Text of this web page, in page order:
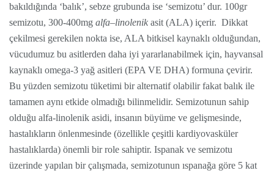
bakıldığında ‘balık’, sebze grubunda ise ‘semizotu’ dur. 100gr
semizotu, 300-400mg alfa–linolenik asit (ALA) içerir. Dikkat
çekilmesi gerekilen nokta ise, ALA bitkisel kaynaklı olduğundan,
vücudumuz bu asitlerden daha iyi yararlanabilmek için, hayvansal
kaynaklı omega-3 yağ asitleri (EPA VE DHA) formuna çevirir.
Bu yüzden semizotu tüketimi bir alternatif olabilir fakat balık ile
tamamen aynı etkide olmadığı bilinmelidir. Semizotunun sahip
olduğu alfa-linolenik asidi, insanın büyüme ve gelişmesinde,
hastalıkların önlenmesinde (özellikle çeşitli kardiyovasküler
hastalıklarda) önemli bir role sahiptir. Ispanak ve semizotu
üzerinde yapılan bir çalışmada, semizotunun ıspanağa göre 5 kat